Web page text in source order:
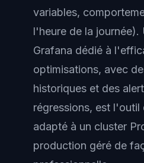
variables,
l'heure de la journée).
Grafana dédié à
optimisations, avec
historiques et des
régressions, est l'outil
adapté à un cluster
production géré de